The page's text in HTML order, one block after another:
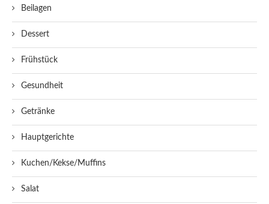
Beilagen
Dessert
Frühstück
Gesundheit
Getränke
Hauptgerichte
Kuchen/Kekse/Muffins
Salat